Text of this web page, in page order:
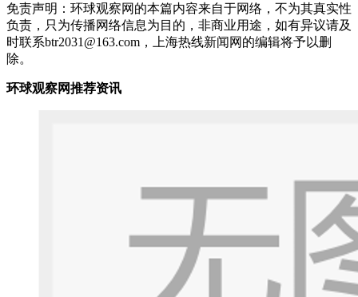
免责声明：环球观察网的本篇内容来自于网络，不为其真实性
负责，只为传播网络信息为目的，非商业用途，如有异议请及
时联系btr2031@163.com，上海热线新闻网的编辑将予以删
除。
环球观察网推荐资讯